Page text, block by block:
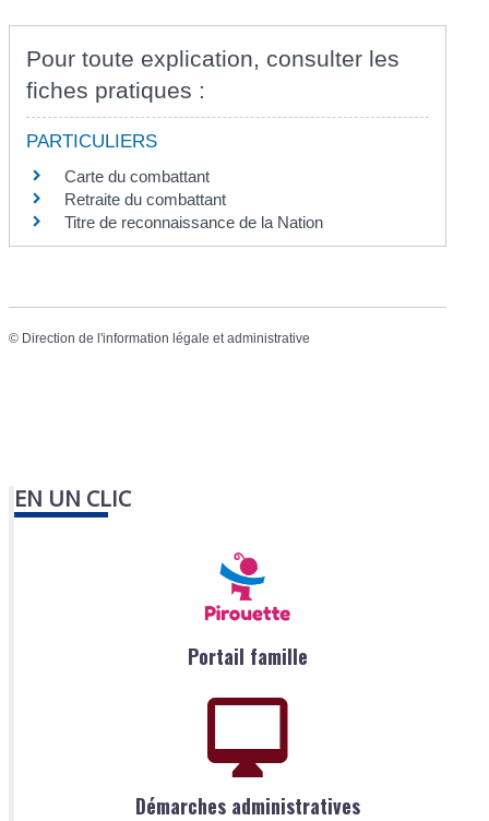
Pour toute explication, consulter les
fiches pratiques :
PARTICULIERS
Carte du combattant
Retraite du combattant
Titre de reconnaissance de la Nation
© Direction de l'information légale et administrative
EN UN CLIC
Portail famille
Démarches administratives